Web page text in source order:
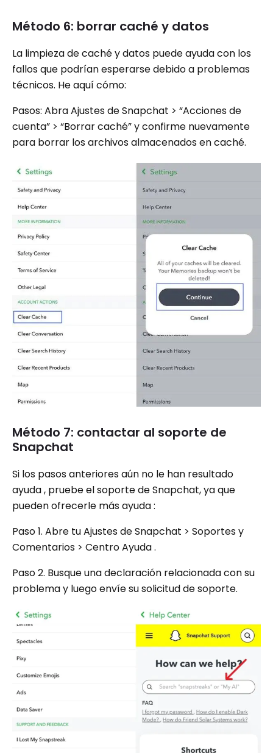
Método 6: borrar caché y datos
La limpieza de caché y datos puede ayuda con los
fallos que podrían esperarse debido a problemas
técnicos. He aquí cómo:
Pasos: Abra Ajustes de Snapchat > ​​“Acciones de
cuenta” > “Borrar caché” y confirme nuevamente
para borrar los archivos almacenados en caché.
Método 7: contactar al soporte de
Snapchat
Si los pasos anteriores aún no le han resultado
ayuda , pruebe el soporte de Snapchat, ya que
pueden ofrecerle más ayuda :
Paso 1. Abre tu Ajustes de Snapchat > ​​Soportes y
Comentarios > Centro Ayuda .
Paso 2. Busque una declaración relacionada con su
problema y luego envíe su solicitud de soporte.